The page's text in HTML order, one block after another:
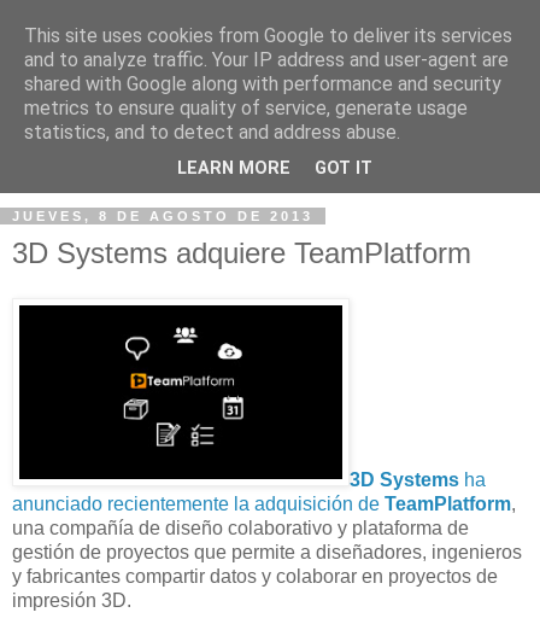
JUEVES, 8 DE AGOSTO DE 2013
3D Systems adquiere TeamPlatform
3D Systems ha
anunciado recientemente la adquisición de TeamPlatform,
una compañía de diseño colaborativo y plataforma de
gestión de proyectos que permite a diseñadores, ingenieros
y fabricantes compartir datos y colaborar en proyectos de
impresión 3D.
This site uses cookies from Google to deliver its services
and to analyze traffic. Your IP address and user-agent are
shared with Google along with performance and security
metrics to ensure quality of service, generate usage
statistics, and to detect and address abuse.
LEARN MORE GOT IT